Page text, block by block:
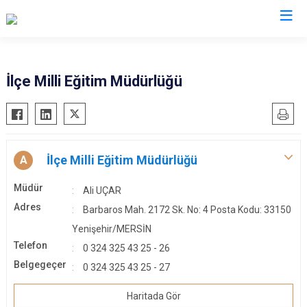
Anamur
Aydıncık
Bozyazı
Çamlıyayla
Erdemli
Gülnar
Mezitli
Yenişehir
İlçe Milli Eğitim Müdürlüğü
A İlçe Milli Eğitim Müdürlüğü
Müdür
Ali UÇAR
Adres
Barbaros Mah. 2172 Sk. No: 4 Posta Kodu: 33150
Yenişehir/MERSİN
Telefon
0 324 325 43 25 - 26
Belgegeçer
0 324 325 43 25 - 27
Haritada Gör